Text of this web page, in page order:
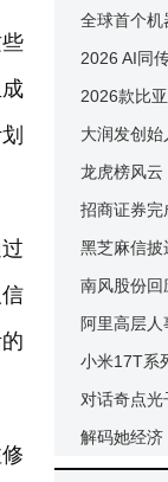
棒，开启发
全球首个机
成立 引领
2026 AI同
话，科大
2026款比
升还配激
大润发创
将秉持其精
龙虎榜风云
江池3.641
招商证券完
门引领未来
黑芝麻信披
罚500万，
南风股份回
励及融资
阿里高层
员会 盒马
小米17T系
猎人950，
对话奇点
场，创业窗
解码她经济
剖析